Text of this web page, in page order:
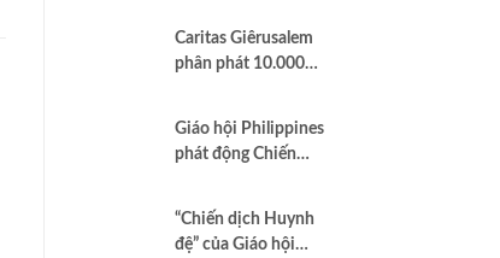
Caritas Giêrusalem
phân phát 10.000
tại Dải Gaza
Giáo hội Philippines
phát động Chiến
chống tham nhũng
và cầu nguyện cho
“Chiến dịch Huynh
đệ” của Giáo hội